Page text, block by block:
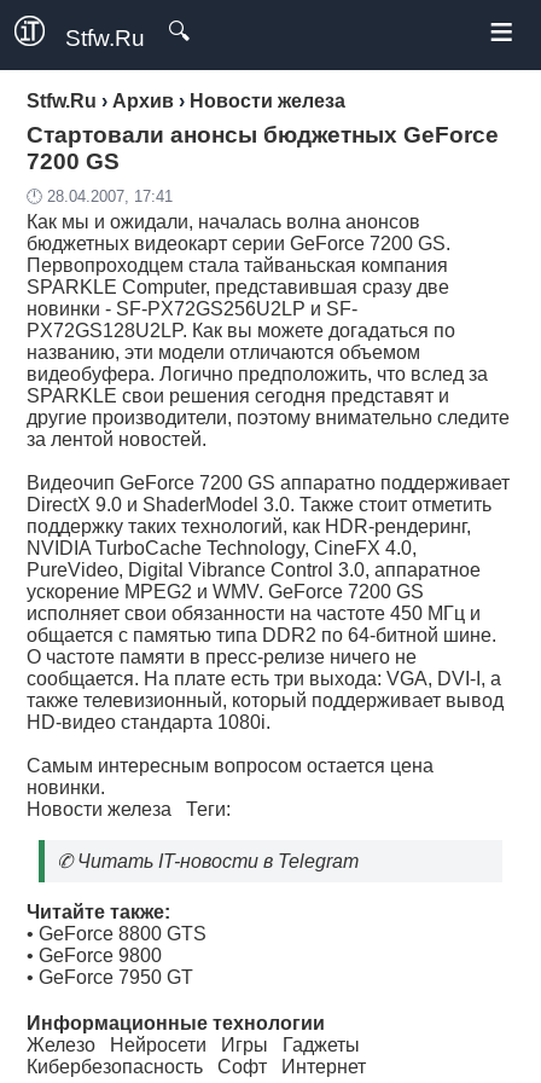
Stfw.Ru 🔍 ≡
Stfw.Ru › Архив › Новости железа
Стартовали анонсы бюджетных GeForce
7200 GS
🕛 28.04.2007, 17:41
Как мы иожидали, началась волна анонсов
бюджетных видеокарт серии GeForce 7200 GS.
Первопроходцем стала тайваньская компания
SPARKLE Computer, представившая сразу две
новинки - SF-PX72GS256U2LP и SF-
PX72GS128U2LP. Как вы можете догадаться по
названию, эти модели отличаются объемом
видеобуфера. Логично предположить, что вслед за
SPARKLE свои решения сегодня представят и
другие производители, поэтому внимательно следите
за лентой новостей.
Видеочип GeForce 7200 GS аппаратно поддерживает
DirectX 9.0 и ShaderModel 3.0. Также стоит отметить
поддержку таких технологий, как HDR-рендеринг,
NVIDIA TurboCache Technology, CineFX 4.0,
PureVideo, Digital Vibrance Control 3.0, аппаратное
ускорение MPEG2 и WMV. GeForce 7200 GS
исполняет свои обязанности на частоте 450 МГц и
общается с памятью типа DDR2 по 64-битной шине.
О частоте памяти в пресс-релизе ничего не
сообщается. На плате есть три выхода: VGA, DVI-I, а
также телевизионный, который поддерживает вывод
HD-видео стандарта 1080i.
Самым интересным вопросом остается цена
новинки.
Новости железа Теги:
✆Читать IT-новости в Telegram
Читайте также:
•GeForce 8800 GTS
•GeForce 9800
•GeForce 7950 GT
Информационные технологии
Железо
Нейросети Игры
Гаджеты
Кибербезопасность
Софт Интернет